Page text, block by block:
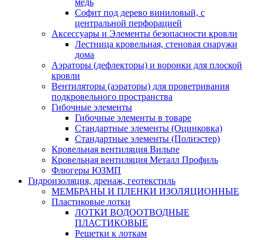
медь
Софит под дерево виниловый, с
центральной перфорацией
Аксессуары и Элементы безопасности кровли
Лестница кровельная, стеновая снаружи
дома
Аэраторы (дефлекторы) и воронки для плоской
кровли
Вентиляторы (аэраторы) для проветривания
подкровельного пространства
Гибочные элементы
Гибочные элементы в товаре
Стандартные элементы (Оцинковка)
Стандартные элементы (Полиэстер)
Кровельная вентиляция Вильпе
Кровельная вентиляция Металл Профиль
Флюгеры ЮЗМП
Гидроизоляция, дренаж, геотекстиль
МЕМБРАНЫ И ПЛЕНКИ ИЗОЛЯЦИОННЫЕ
Пластиковые лотки
ЛОТКИ ВОДООТВОДНЫЕ
ПЛАСТИКОВЫЕ
Решетки к лоткам